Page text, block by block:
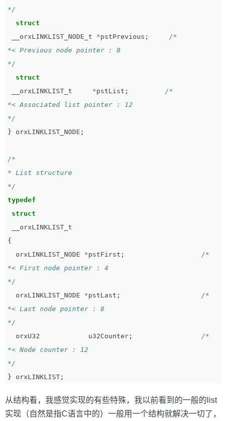
*/
struct
__orxLINKLIST_NODE_t
*pstPrevious ;
/*
*< Previous node pointer : 8
*/
struct
__orxLINKLIST_t
*pstList ;
/*
*< Associated list pointer : 12
*/
}
orxLINKLIST_NODE ;
/*
* List structure
*/
typedef
struct
__orxLINKLIST_t
{
orxLINKLIST_NODE
*pstFirst ;
/*
*< First node pointer : 4
*/
orxLINKLIST_NODE
*pstLast ;
/*
*< Last node pointer : 8
*/
orxU32
u32Counter ;
/*
*< Node counter : 12
*/
}
orxLINKLIST ;
从结构看，我感觉实现的有些特殊，我以前看到的一般的list
实现（自然是指C语言中的）一般用一个结构就解决一切了，